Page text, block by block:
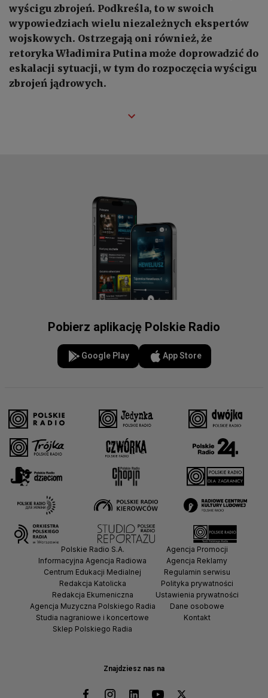
wyścigu zbrojeń. Podkreśla, to w swoich
wypowiedziach wielu niezależnych ekspertów
wojskowych. Ostrzegają oni również, że
retoryka Władimira Putina może doprowadzić do
eskalacji sytuacji, w tym do rozpoczęcia wyścigu
zbrojeń jądrowych.
Pobierz aplikację Polskie Radio
Google Play App Store
Znajdziesz nas na
Polskie Radio S.A.
Informacyjna Agencja Radiowa
Centrum Edukacji Medialnej
Redakcja Katolicka
Redakcja Ekumeniczna
Agencja Muzyczna Polskiego Radia
Studia nagraniowe i koncertowe
Sklep Polskiego Radia
Agencja Promocji
Agencja Reklamy
Regulamin serwisu
Polityka prywatności
Ustawienia prywatności
Dane osobowe
Kontakt